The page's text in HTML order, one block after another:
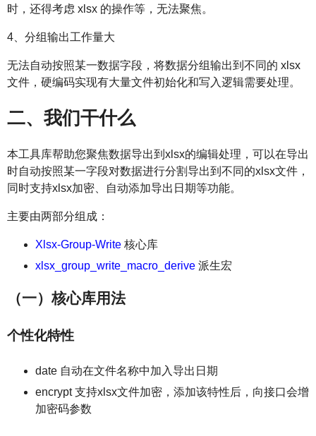
时，还得考虑 xlsx 的操作等，无法聚焦。
4、分组输出工作量大
无法自动按照某一数据字段，将数据分组输出到不同的 xlsx
文件，硬编码实现有大量文件初始化和写入逻辑需要处理。
二、我们干什么
本工具库帮助您聚焦数据导出到xlsx的编辑处理，可以在导出
时自动按照某一字段对数据进行分割导出到不同的xlsx文件，
同时支持xlsx加密、自动添加导出日期等功能。
主要由两部分组成：
Xlsx-Group-Write 核心库
xlsx_group_write_macro_derive 派生宏
（一）核心库用法
个性化特性
date 自动在文件名称中加入导出日期
encrypt 支持xlsx文件加密，添加该特性后，向接口会增
加密码参数